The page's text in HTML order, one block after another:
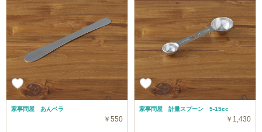
家事問屋 あんベラ
￥550
家事問屋 計量スプーン 5-15cc
￥1,430